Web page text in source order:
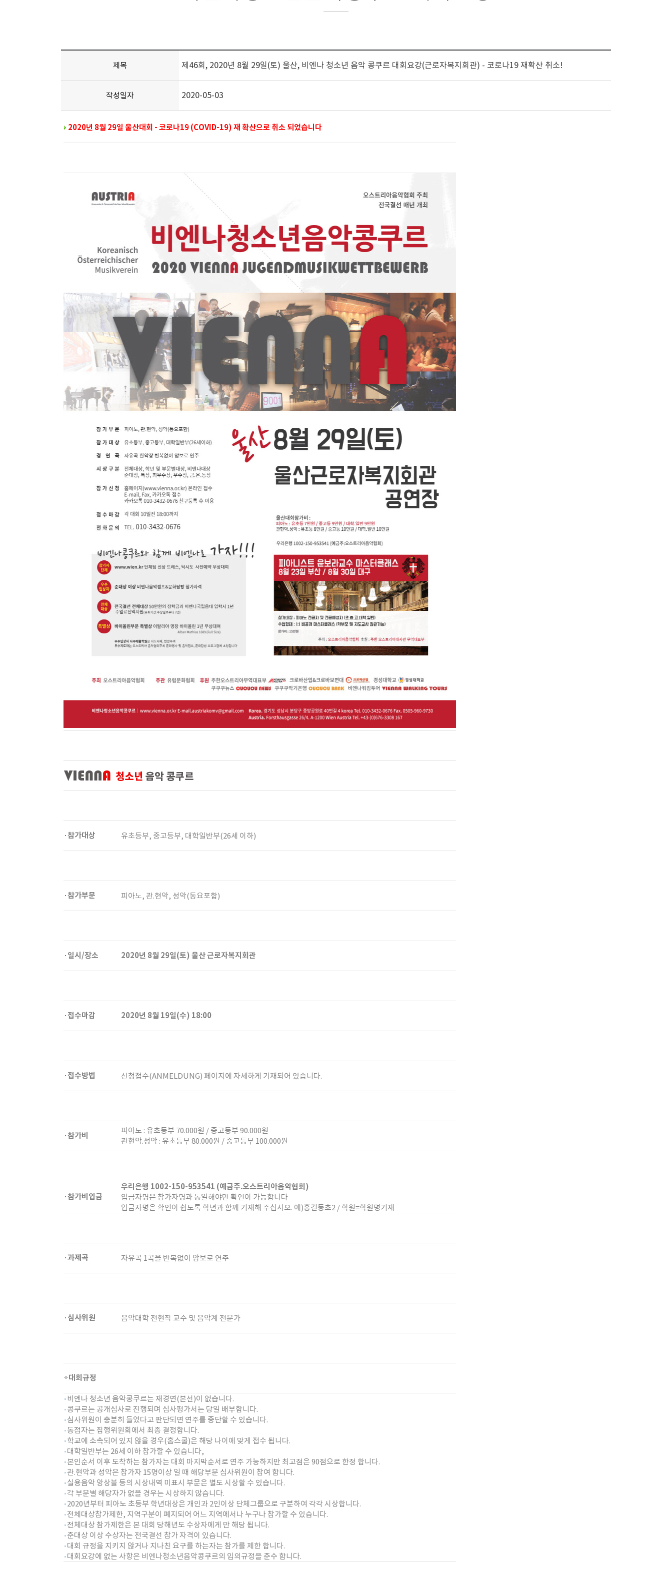
제목 제46회, 2020년 8월 29일(토) 울산, 비엔나 청소년 음악 콩쿠르 대회요강(근로자복지회관) - 코로나19 재확산 취소!
작성일자 2020-05-03
2020년 8월 29일 울산대회 - 코로나19 (COVID-19) 재 확산으로 취소 되었습니다
참가대상 유초등부, 중고등부, 대학일반부(26세 이하)
참가부문 피아노, 관.현악, 성악(동요포함)
일시/장소 2020년 8월 29일(토) 울산 근로자복지회관
접수마감 2020년 8월 19일(수) 18:00
접수방법 신청접수(ANMELDUNG) 페이지에 자세하게 기재되어 있습니다.
참가비
피아노 : 유초등부 70.000원 / 중고등부 90.000원
관현악.성악 : 유초등부 80.000원 / 중고등부 100.000원
참가비입금
우리은행 1002-150-953541 (예금주.오스트리아음악협회)
입금자명은 참가자명과 동일해야만 확인이 가능합니다
입금자명은 확인이 쉽도록 학년과 함께 기재해 주십시오. 예)홍길동초2 / 학원=학원명기재
과제곡 자유곡 1곡을 반복없이 암보로 연주
심사위원 음악대학 전현직 교수 및 음악계 전문가
대회규정
비엔나 청소년 음악콩쿠르는 재경연(본선)이 없습니다.
콩쿠르는 공개심사로 진행되며 심사평가서는 당일 배부합니다.
심사위원이 충분히 들었다고 판단되면 연주를 중단할 수 있습니다.
동점자는 집행위원회에서 최종 결정합니다.
학교에 소속되어 있지 않을 경우(홈스쿨)은 해당 나이에 맞게 접수 됩니다.
대학일반부는 26세 이하 참가할 수 있습니다,
본인순서 이후 도착하는 참가자는 대회 마지막순서로 연주 가능하지만 최고점은 90점으로 한정 합니다.
관.현악과 성악은 참가자 15명이상 일 때 해당부문 심사위원이 참여 합니다.
실용음악 앙상블 등의 시상내역 미표시 부문은 별도 시상할 수 있습니다.
각 부문별 해당자가 없을 경우는 시상하지 않습니다.
2020년부터 피아노 초등부 학년대상은 개인과 2인이상 단체그룹으로 구분하여 각각 시상합니다.
전체대상참가제한, 지역구분이 폐지되어 어느 지역에서나 누구나 참가할 수 있습니다.
전체대상 참가제한은 본 대회 당해년도 수상자에게 만 해당 됩니다.
준대상 이상 수상자는 전국결선 참가 자격이 있습니다.
대회 규정을 지키지 않거나 지나친 요구를 하는자는 참가를 제한 합니다.
대회요강에 없는 사항은 비엔나청소년음악콩쿠르의 임의규정을 준수 합니다.